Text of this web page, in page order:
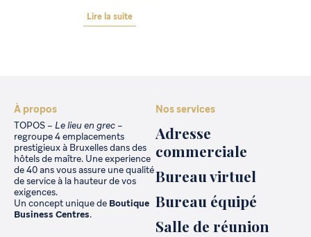
Lire la suite
À propos
TOPOS – Le lieu en grec –
regroupe 4 emplacements
prestigieux à Bruxelles dans des
hôtels de maître. Une experience
de 40 ans vous assure une qualité
de service à la hauteur de vos
exigences.
Un concept unique de Boutique
Business Centres.
Nos services
Adresse
commerciale
Bureau virtuel
Bureau équipé
Salle de réunion